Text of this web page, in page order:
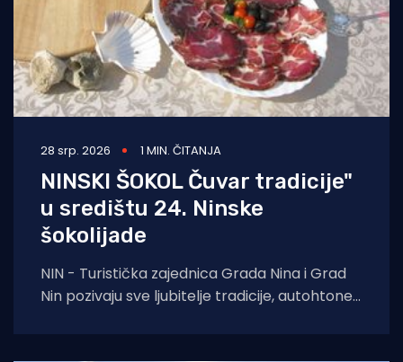
28 srp. 2026 1 MIN. ČITANJA
NINSKI ŠOKOL Čuvar tradicije"
u središtu 24. Ninske
šokolijade
NIN - Turistička zajednica Grada Nina i Grad
Nin pozivaju sve ljubitelje tradicije, autohtone